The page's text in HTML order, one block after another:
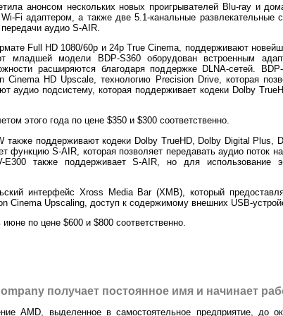
анонсом нескольких новых проигрывателей Blu-ray и
Fi адаптером, а также две 5.1-канальные развлекательные
аудио S-AIR.
Full HD 1080/60p и 24p True Cinema, поддерживают
младшей модели BDP-S360 оборудован встроенным
расширяются благодаря поддержке DLNA-сетей.
HD Upscale, технологию Precision Drive, которая
аудио подсистему, которая поддерживает кодеки Dolby
этого года по цене $350 и $300 соответственно.
также поддерживают кодеки Dolby TrueHD, Dolby Digital Plus,
функцию S-AIR, которая позволяет передавать аудио поток
также поддерживает S-AIR, но для использование
интерфейс Xross Media Bar (XMB), который
Cinema Upscaling, доступ к содержимому внешних USB-
по цене $600 и $800 соответственно.
получает постоянное имя и начинает
AMD, выделенное в самостоятельное предприятие, до